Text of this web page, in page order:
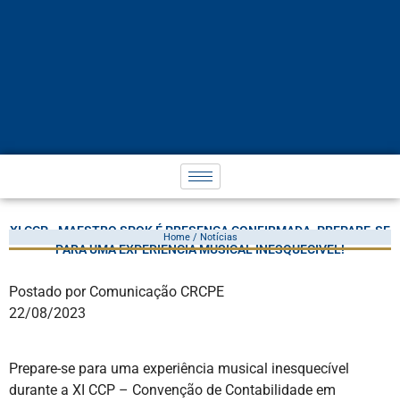
XI CCP - MAESTRO SPOK É PRESENÇA CONFIRMADA. PREPARE-SE
PARA UMA EXPERIÊNCIA MUSICAL INESQUECÍVEL!
Home / Notícias
Postado por Comunicação CRCPE
22/08/2023
Prepare-se para uma experiência musical inesquecível
durante a XI CCP – Convenção de Contabilidade em